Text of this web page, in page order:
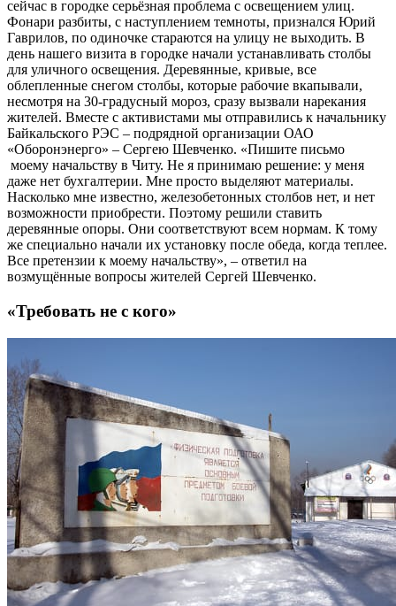
сейчас в городке серьёзная проблема с освещением улиц.
Фонари разбиты, с наступлением темноты, признался Юрий
Гаврилов, по одиночке стараются на улицу не выходить. В
день нашего визита в городке начали устанавливать столбы
для уличного освещения. Деревянные, кривые, все
облепленные снегом столбы, которые рабочие вкапывали,
несмотря на 30-градусный мороз, сразу вызвали нарекания
жителей. Вместе с активистами мы отправились к начальнику
Байкальского РЭС – подрядной организации ОАО
«Оборонэнерго» – Сергею Шевченко. «Пишите письмо
моему начальству в Читу. Не я принимаю решение: у меня
даже нет бухгалтерии. Мне просто выделяют материалы.
Насколько мне известно, железобетонных столбов нет, и нет
возможности приобрести. Поэтому решили ставить
деревянные опоры. Они соответствуют всем нормам. К тому
же специально начали их установку после обеда, когда теплее.
Все претензии к моему начальству», – ответил на
возмущённые вопросы жителей Сергей Шевченко.
«Требовать не с кого»